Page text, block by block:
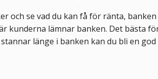
och se vad du kan få för ränta,
kunderna lämnar banken. Det bästa
länge i banken kan du bli en